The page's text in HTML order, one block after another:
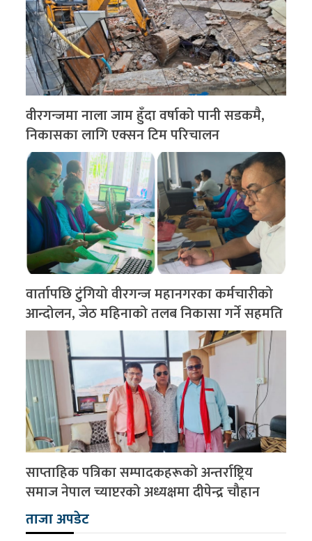
वीरगन्जमा नाला जाम हुँदा वर्षाको पानी सडकमै,
निकासका लागि एक्सन टिम परिचालन
वार्तापछि टुंगियो वीरगन्ज महानगरका कर्मचारीको
आन्दोलन, जेठ महिनाको तलब निकासा गर्ने सहमति
साप्ताहिक पत्रिका सम्पादकहरूको अन्तर्राष्ट्रिय
समाज नेपाल च्याप्टरको अध्यक्षमा दीपेन्द्र चौहान
ताजा अपडेट